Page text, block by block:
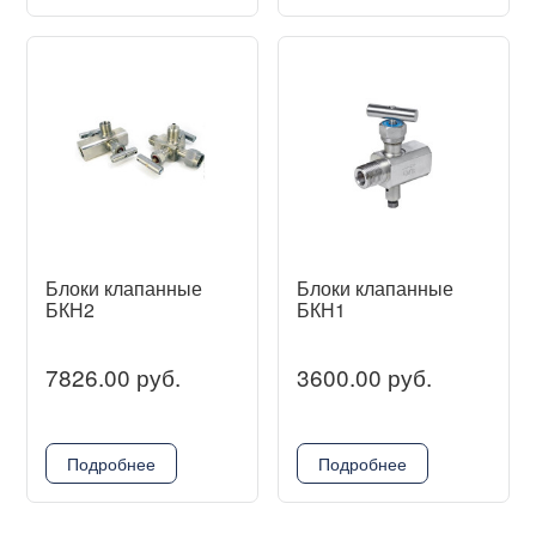
Блоки клапанные
БКН2
7826.00 руб.
Подробнее
Блоки клапанные
БКН1
3600.00 руб.
Подробнее